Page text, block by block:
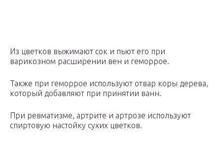
Из цветков выжимают сок и пьют его при
варикозном расширении вен и геморрое.
Также при геморрое используют отвар коры дерева,
который добавляют при принятии ванн.
При ревматизме, артрите и артрозе используют
спиртовую настойку сухих цветков.